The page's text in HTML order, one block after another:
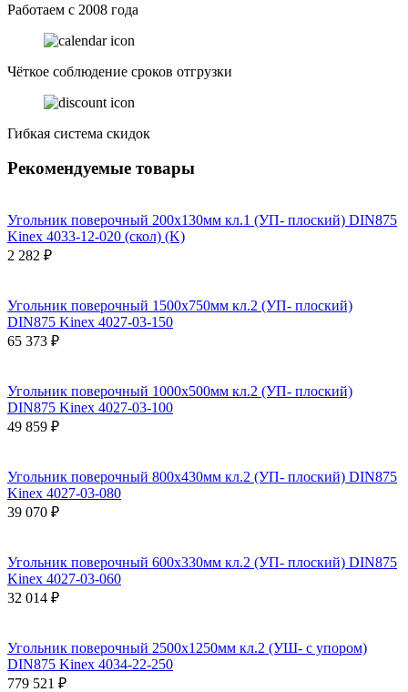
Работаем с 2008 года
Чёткое соблюдение сроков отгрузки
Гибкая система скидок
Рекомендуемые товары
Угольник поверочный 200х130мм кл.1 (УП- плоский) DIN875
Kinex 4033-12-020 (скол) (K)
2 282 ₽
Угольник поверочный 1500х750мм кл.2 (УП- плоский)
DIN875 Kinex 4027-03-150
65 373 ₽
Угольник поверочный 1000х500мм кл.2 (УП- плоский)
DIN875 Kinex 4027-03-100
49 859 ₽
Угольник поверочный 800х430мм кл.2 (УП- плоский) DIN875
Kinex 4027-03-080
39 070 ₽
Угольник поверочный 600х330мм кл.2 (УП- плоский) DIN875
Kinex 4027-03-060
32 014 ₽
Угольник поверочный 2500х1250мм кл.2 (УШ- с упором)
DIN875 Kinex 4034-22-250
779 521 ₽